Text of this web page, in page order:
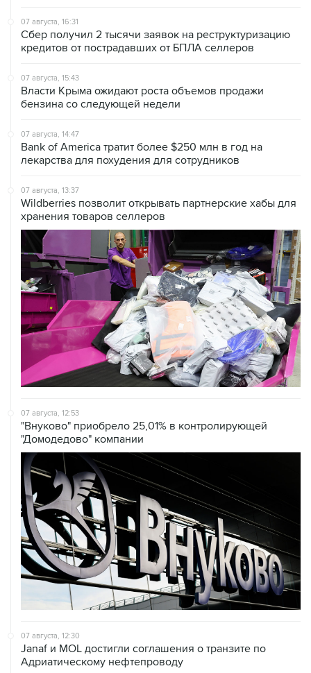
07 августа, 16:31
Сбер получил 2 тысячи заявок на реструктуризацию
кредитов от пострадавших от БПЛА селлеров
07 августа, 15:43
Власти Крыма ожидают роста объемов продажи
бензина со следующей недели
07 августа, 14:47
Bank of America тратит более $250 млн в год на
лекарства для похудения для сотрудников
07 августа, 13:37
Wildberries позволит открывать партнерские хабы для
хранения товаров селлеров
07 августа, 12:53
"Внуково" приобрело 25,01% в контролирующей
"Домодедово" компании
07 августа, 12:30
Janaf и MOL достигли соглашения о транзите по
Адриатическому нефтепроводу